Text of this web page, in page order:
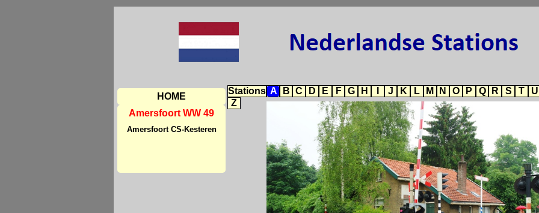
HOME
Amersfoort WW 49
Amersfoort CS-Kesteren
Stations A B C D E F G H J K L M N O P Q R S T
U
Z